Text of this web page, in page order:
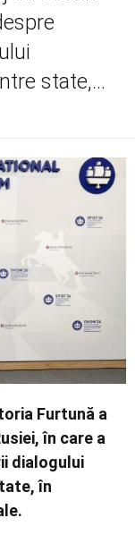
state,...
Furtună a
în care a
dialogului
în